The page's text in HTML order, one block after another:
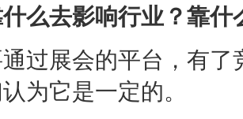
去影响行业？靠什
展会的平台，有了
为它是一定的。